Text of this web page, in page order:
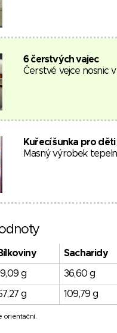
6 čerstvých vajec
Čerstvé vejce nosnic
Kuřecí šunka pro
Masný výrobek
Sacharidy
g 36,60 g
g 109,79 g
orientační.